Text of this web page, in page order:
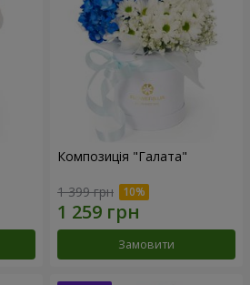
Композиція "Галата"
1 399 грн
Замовити